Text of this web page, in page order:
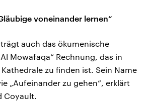
voneinander lernen“
auch das ökumenische
Mowafaqa“ Rechnung, das in
zu finden ist. Sein Name
„Aufeinander zu gehen“, erklärt
Coyault.